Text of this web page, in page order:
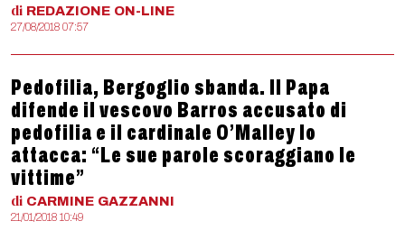
di REDAZIONE ON-LINE
27/08/2018 07:57
Pedofilia, Bergoglio sbanda. Il Papa
difende il vescovo Barros accusato di
pedofilia e il cardinale O’Malley lo
attacca: “Le sue parole scoraggiano le
vittime”
di CARMINE GAZZANNI
21/01/2018 10:49